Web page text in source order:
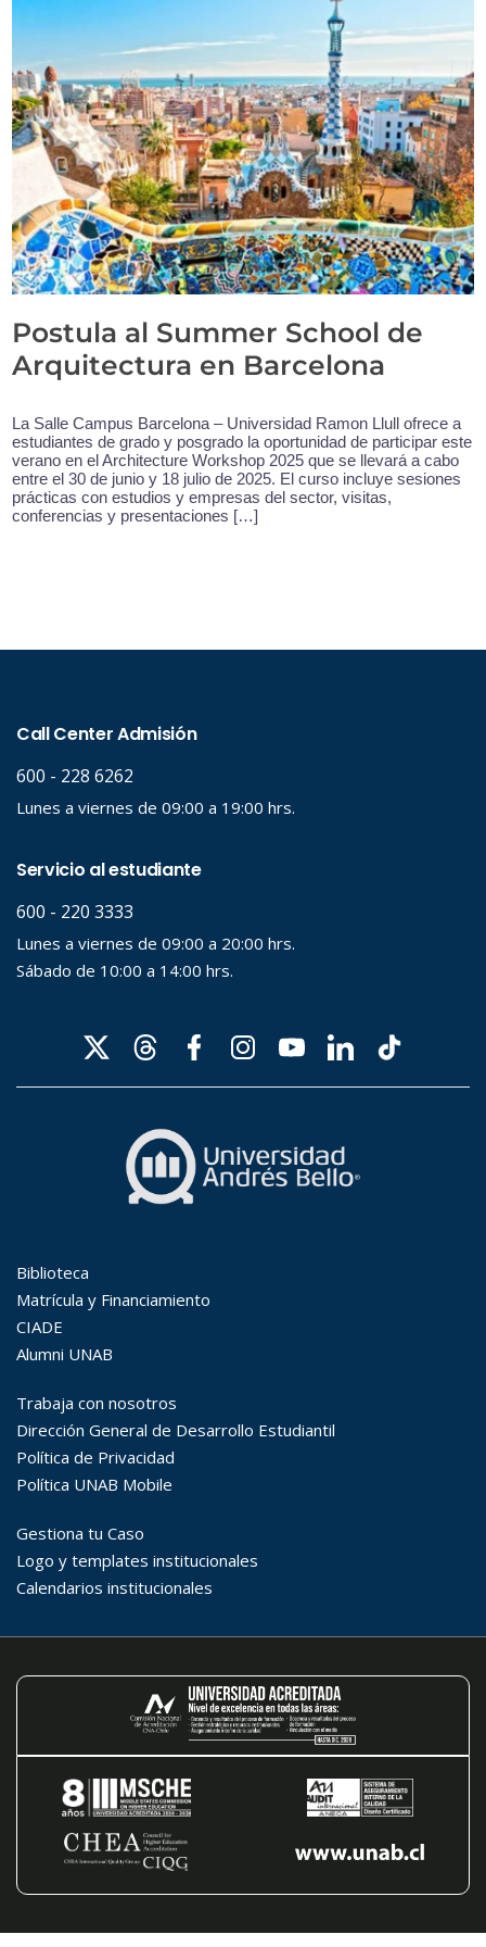
Postula al Summer School de
Arquitectura en Barcelona
La Salle Campus Barcelona – Universidad Ramon Llull ofrece a
estudiantes de grado y posgrado la oportunidad de participar este
verano en el Architecture Workshop 2025 que se llevará a cabo
entre el 30 de junio y 18 julio de 2025. El curso incluye sesiones
prácticas con estudios y empresas del sector, visitas,
conferencias y presentaciones […]